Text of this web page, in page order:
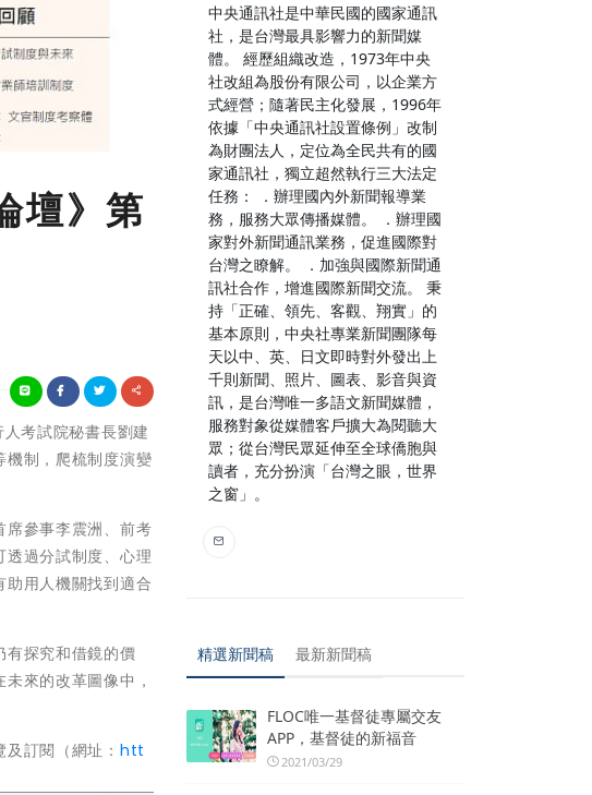
壇》第
考試院秘書長劉建
機制，爬梳制度演變
席參事李震洲、前考
過分試制度、心理
用人機關找到適合
探究和借鏡的價
來的改革圖像中，
訂閱（網址： htt
中央通訊社是中華民國的國家通訊
社，是台灣最具影響力的新聞媒
體。 經歷組織改造，1973年中央
社改組為股份有限公司，以企業方
式經營；隨著民主化發展，1996年
依據「中央通訊社設置條例」改制
為財團法人，定位為全民共有的國
家通訊社，獨立超然執行三大法定
任務： ．辦理國內外新聞報導業
務，服務大眾傳播媒體。 ．辦理國
家對外新聞通訊業務，促進國際對
台灣之瞭解。 ．加強與國際新聞通
訊社合作，增進國際新聞交流。 秉
持「正確、領先、客觀、翔實」的
基本原則，中央社專業新聞團隊每
天以中、英、日文即時對外發出上
千則新聞、照片、圖表、影音與資
訊，是台灣唯一多語文新聞媒體，
服務對象從媒體客戶擴大為閱聽大
眾；從台灣民眾延伸至全球僑胞與
讀者，充分扮演「台灣之眼，世界
之窗」。
精選新聞稿 最新新聞稿
FLOC唯一基督徒專屬交友
APP，基督徒的新福音
2021/03/29